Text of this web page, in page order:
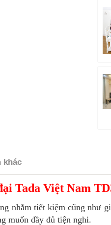
khác
Tada Việt Nam
nhằm tiết kiệm cũng như
muốn đầy đủ tiện nghi.